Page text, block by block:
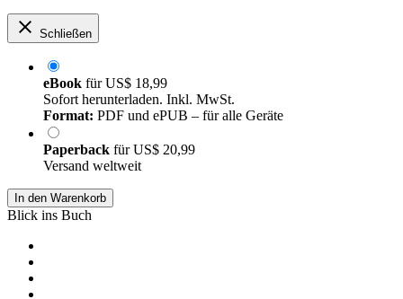
Schließen
eBook fürUS$ 18,99
Sofort herunterladen. Inkl. MwSt.
Format: PDF und ePUB – für alle Geräte
Paperback fürUS$ 20,99
Versand weltweit
In den Warenkorb
Blick ins Buch